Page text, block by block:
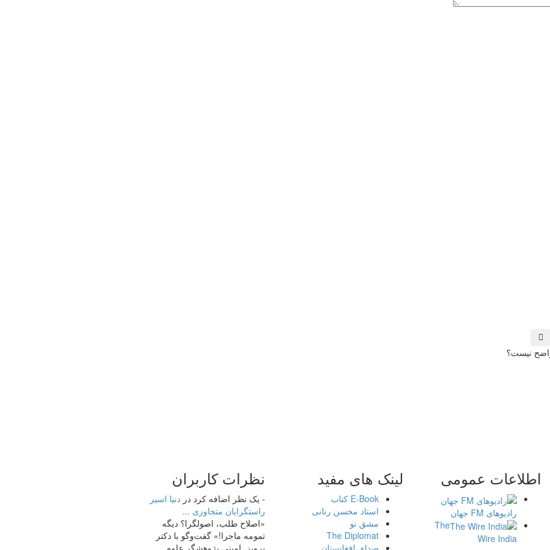
نیست؟
اطلاعات عمومی
رادیوهای FM جهان
The
Wire India
لینک های مفید
E-Book کتاب
استاد محسن رنانی
مشق نو
The Diplomat
نظرات کاربران
- یک نظر اضافه کرد در دنیا اسیر
راستگرایان متجاوزی‌ ...
«اصلاح طلب، اصولگرا؟ دیگه
تمومه ماجرا!» گفت‌وگو با دکتر